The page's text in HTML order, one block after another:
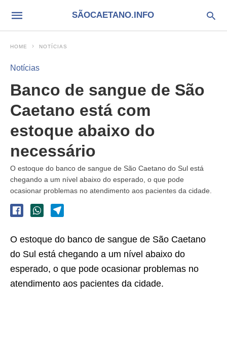
SÃOCAETANO.INFO
HOME NOTÍCIAS
Notícias
Banco de sangue de São
Caetano está com
estoque abaixo do
necessário
O estoque do banco de sangue de São Caetano do Sul está
chegando a um nível abaixo do esperado, o que pode
ocasionar problemas no atendimento aos pacientes da cidade.
O estoque do banco de sangue de São Caetano
do Sul está chegando a um nível abaixo do
esperado, o que pode ocasionar problemas no
atendimento aos pacientes da cidade.